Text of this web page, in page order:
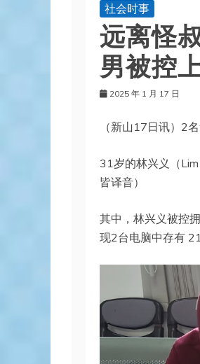
社会时事
远离怪
男被控
2025 年 1 月 17 日
（新山17日讯）2
31岁的林兴义（Lim
皆译音）
其中，林兴义被控
现2台电脑中存有